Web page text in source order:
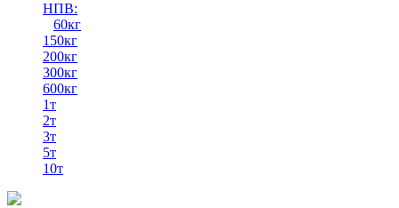
НПВ:
60кг
150кг
200кг
300кг
600кг
1т
2т
3т
5т
10т